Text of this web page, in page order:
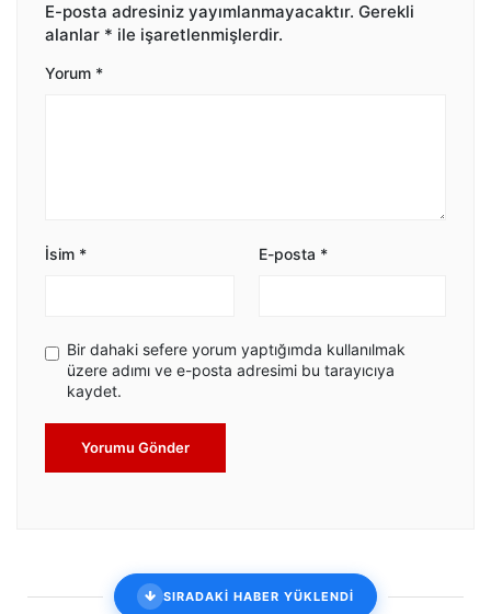
E-posta adresiniz yayımlanmayacaktır. Gerekli
alanlar * ile işaretlenmişlerdir.
Yorum *
İsim * E-posta *
Bir dahaki sefere yorum yaptığımda kullanılmak
üzere adımı ve e-posta adresimi bu tarayıcıya
kaydet.
Yorumu Gönder
SIRADAKİ HABER YÜKLENDİ